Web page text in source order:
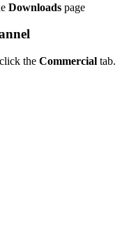
Downloads page
the Commercial tab.